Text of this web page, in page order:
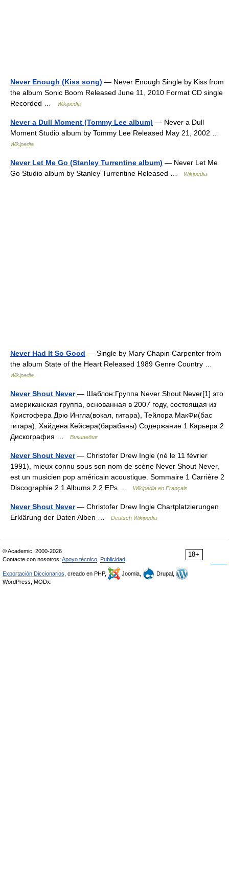
Never Enough (Kiss song) — Never Enough Single by Kiss from
the album Sonic Boom Released June 11, 2010 Format CD single
Recorded …
Wikipedia
Never a Dull Moment (Tommy Lee album) — Never a Dull
Moment Studio album by Tommy Lee Released May 21, 2002 …
Wikipedia
Never Let Me Go (Stanley Turrentine album) — Never Let Me
Go Studio album by Stanley Turrentine Released …
Wikipedia
Never Had It So Good — Single by Mary Chapin Carpenter from
the album State of the Heart Released 1989 Genre Country …
Wikipedia
Never Shout Never— Шаблон:Группа Never Shout Never[1] это
американская группа, основанная в 2007 году, состоящая из
Кристофера Дрю Ингла(вокал, гитара), Тейлора МакФи(бас
гитара), Хайдена Кейсера(барабаны) Содержание 1 Карьера 2
Дискография …
Википедия
Never Shout Never— Christofer Drew Ingle (né le 11 février
1991), mieux connu sous son nom de scène Never Shout Never,
est un musicien pop américain acoustique. Sommaire 1 Carrière 2
Discographie 2.1 Albums 2.2 EPs …
Wikipédia en Français
Never Shout Never— Christofer Drew Ingle Chartplatzierungen
Erklärung der Daten Alben …
Deutsch Wikipedia
18+
© Academic, 2000-2026
Contacte con nosotros: Apoyo técnico Publicidad
Exportación Diccionarios , creado en PHP, Joomla,
Drupal,
WordPress, MODx.